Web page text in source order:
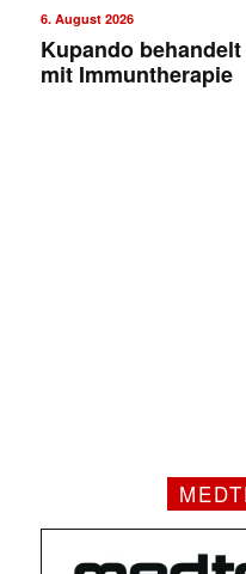
6. August 2026
Kupando
mit Immuntherapie